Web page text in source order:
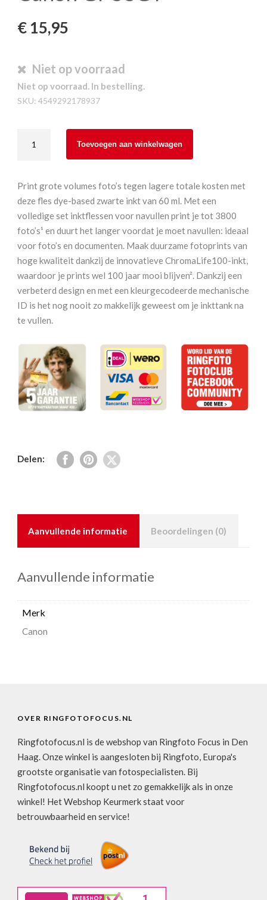
€ 15,95
Niet op voorraad
Niet op voorraad. In bestelling.
SKU: 4549292178937
aantal
Toevoegen aan winkelwagen
Print grote volumes foto’s tegen lagere totale kosten met
deze fles dye-based zwarte inkt van 60 ml. Met een
volledige set inktflessen voor navullen print je tot 3800
foto’s¹ en duurt het langer voordat je moet navullen: ideaal
voor foto’s en documenten. Maak duurzame fotoprints van
hoge kwaliteit dankzij de innovatieve ChromaLife100-inkt,
waardoor je prints wel 100 jaar mooi blijven². Dankzij een
verbeterd design en met een kleurgecodeerde mechanische
ID is het nog nooit zo makkelijk geweest om je inkttank na
te vullen.
Delen:
Aanvullende informatie Beoordelingen (0)
Aanvullende informatie
Merk
Canon
OVER RINGFOTOFOCUS.NL
Ringfotofocus.nl is de webshop van Ringfoto Focus in Den
Haag. Onze winkel is aangesloten bij Ringfoto, Europa's
grootste organisatie van fotospecialisten. Bij
Ringfotofocus.nl koopt u net zo gemakkelijk als in onze
winkel! Het Webshop Keurmerk staat voor
betrouwbaarheid en service!